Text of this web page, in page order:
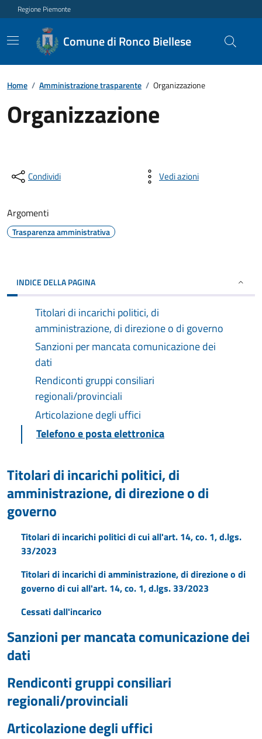
Regione Piemonte
Comune di Ronco Biellese
Home / Amministrazione trasparente / Organizzazione
Organizzazione
Condividi Vedi azioni
Argomenti
Trasparenza amministrativa
INDICE DELLA PAGINA
Titolari di incarichi politici, di
amministrazione, di direzione o di governo
Sanzioni per mancata comunicazione dei
dati
Rendiconti gruppi consiliari
regionali/provinciali
Articolazione degli uffici
Telefono e posta elettronica
Titolari di incarichi politici, di
amministrazione, di direzione o di
governo
Titolari di incarichi politici di cui all'art. 14, co. 1, d.lgs.
33/2023
Titolari di incarichi di amministrazione, di direzione o di
governo di cui all'art. 14, co. 1, d.lgs. 33/2023
Cessati dall'incarico
Sanzioni per mancata comunicazione dei
dati
Rendiconti gruppi consiliari
regionali/provinciali
Articolazione degli uffici